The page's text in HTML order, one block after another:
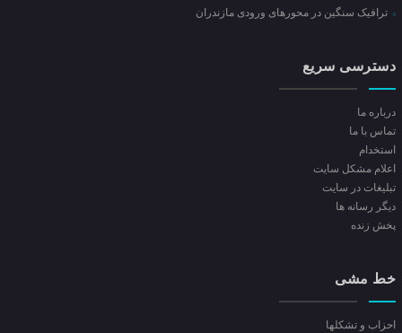
ترافیک سنگین در محور‌های ورودی مازندران
دسترسی سریع
درباره ما
تماس با ما
استخدام
اعلام مشکل سایت
تبلیغات در سایت
ديگر رسانه ها
پخش زنده
خط مشی
احزاب و تشکلها